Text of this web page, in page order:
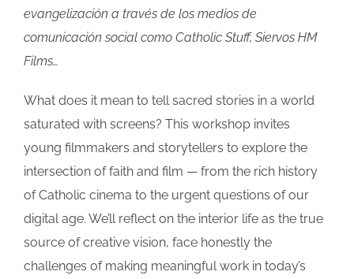
evangelización a través de los medios de
comunicación social como Catholic Stuff, Siervos HM
Films…
What does it mean to tell sacred stories in a world
saturated with screens? This workshop invites
young filmmakers and storytellers to explore the
intersection of faith and film — from the rich history
of Catholic cinema to the urgent questions of our
digital age. We’ll reflect on the interior life as the true
source of creative vision, face honestly the
challenges of making meaningful work in today’s